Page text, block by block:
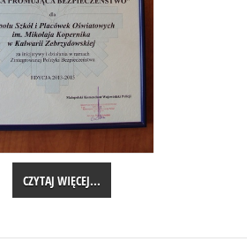
CZYTAJ WIĘCEJ...